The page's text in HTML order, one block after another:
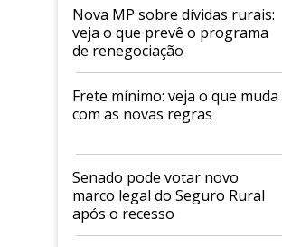
Nova MP sobre dívidas rurais:
veja o que prevê o programa
de renegociação
Frete mínimo: veja o que muda
com as novas regras
Senado pode votar novo
marco legal do Seguro Rural
após o recesso